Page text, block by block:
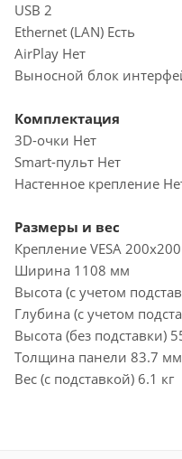
USB 2
Ethernet (LAN) Есть
AirPlay Нет
Выносной блок
Комплектация
3D-очки Нет
Smart-пульт Нет
Настенное крепление
Размеры и вес
Крепление VESA 200x200
Ширина 1108 мм
Высота (с учетом
Глубина (с учетом
Высота (без подставки)
Толщина панели 83.7 мм
Вес (с подставкой) 6.1 кг